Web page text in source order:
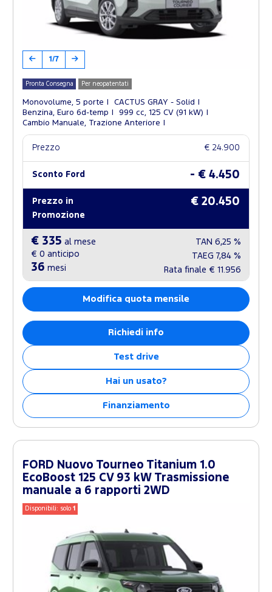
1/7
Pronta Consegna Per neopatentati
Monovolume, 5 porte
CACTUS GRAY - Solid
Benzina, Euro 6d-temp
999 cc, 125 CV (91 kW)
Cambio Manuale, Trazione Anteriore
Prezzo € 24.900
Sconto Ford - € 4.450
Prezzo in
Promozione
€ 20.450
€ 335 al mese
€ 0 anticipo
36 mesi
TAN 6,25 %
TAEG 7,84 %
Rata finale € 11.956
Modifica quota mensile
Richiedi info
Test drive
Hai un usato?
Finanziamento
FORD Nuovo Tourneo Titanium 1.0
EcoBoost 125 CV 93 kW Trasmissione
manuale a 6 rapporti 2WD
Disponibili: solo1